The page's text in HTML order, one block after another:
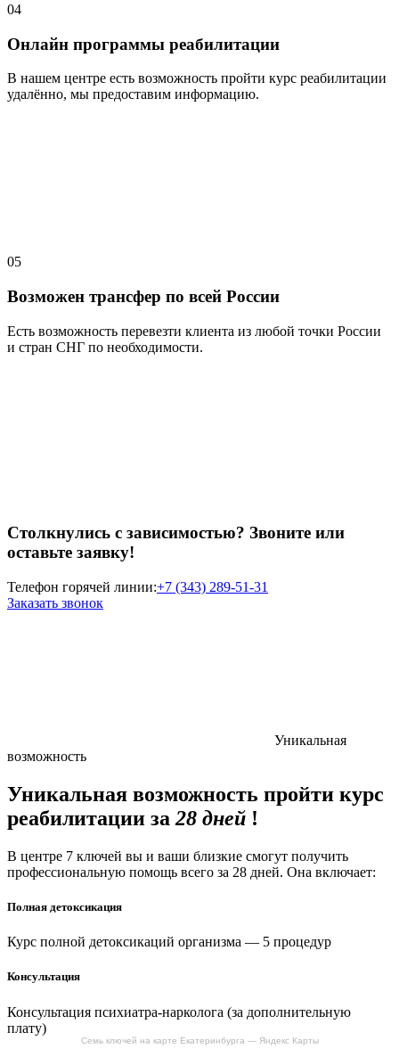
04
Онлайн программы реабилитации
В нашем центре есть возможность пройти курс реабилитации
удалённо, мы предоставим информацию.
05
Возможен трансфер по всей России
Есть возможность перевезти клиента из любой точки России
и стран СНГ по необходимости.
Столкнулись с зависимостью? Звоните или
оставьте заявку!
Телефон горячей линии:+7 (343) 289-51-31
Заказать звонок
Уникальная
возможность
Уникальная возможность пройти курс
реабилитации за 28 дней !
В центре 7 ключей вы и ваши близкие смогут получить
профессиональную помощь всего за 28 дней. Она включает:
Полная детоксикация
Курс полной детоксикаций организма — 5 процедур
Консультация
Консультация психиатра-нарколога (за дополнительную
плату)
Семь ключей на карте Екатеринбурга — Яндекс Карты